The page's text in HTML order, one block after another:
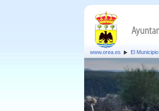
www.orea.es El Municipio